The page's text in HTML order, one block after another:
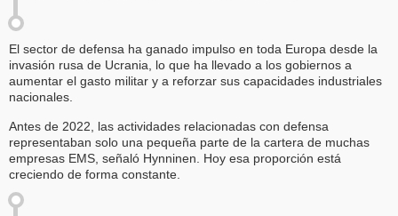
El sector de defensa ha ganado impulso en toda Europa desde la
invasión rusa de Ucrania, lo que ha llevado a los gobiernos a
aumentar el gasto militar y a reforzar sus capacidades industriales
nacionales.
Antes de 2022, las actividades relacionadas con defensa
representaban solo una pequeña parte de la cartera de muchas
empresas EMS, señaló Hynninen. Hoy esa proporción está
creciendo de forma constante.